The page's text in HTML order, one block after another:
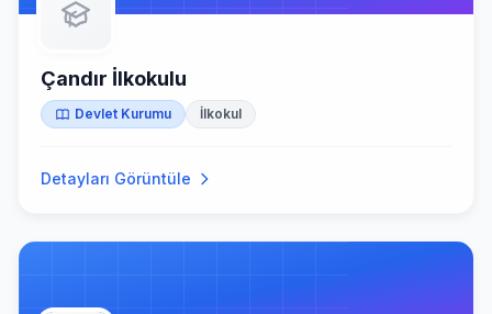
Çandır İlkokulu
Devlet Kurumu İlkokul
Detayları Görüntüle